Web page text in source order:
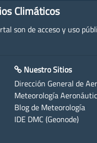
Climáticos
son de acceso y uso
Nuestro Sitios
Dirección General de
Meteorología
Blog de Meteorología
IDE DMC (Geonode)